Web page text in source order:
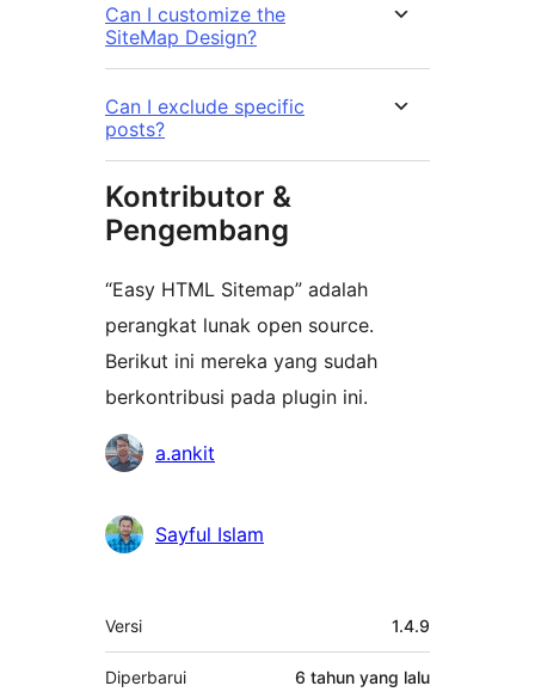
Can I customize the
SiteMap Design?
Can I exclude specific
posts?
Kontributor &
Pengembang
“Easy HTML Sitemap” adalah
perangkat lunak open source.
Berikut ini mereka yang sudah
berkontribusi pada plugin ini.
Kontributor
a.ankit
Sayful Islam
Meta
Versi 1.4.9
Diperbarui 6 tahun yang lalu